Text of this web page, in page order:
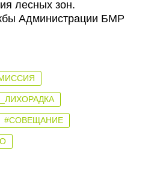
лесных зон.
Администрации БМР
#СОВЕЩАНИЕ